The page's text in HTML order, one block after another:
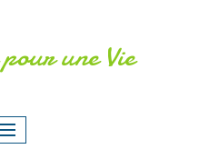
une Vie